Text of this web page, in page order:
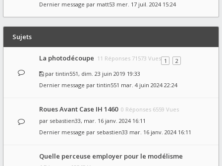
Dernier message par matt53 mer. 17 juil. 2024 15:24
Sujets
La photodécoupe 11 Réponses 71573 Vues 1
2
par tintin551, dim. 23 juin 2019 19:33
Dernier message par tintin551 mar. 4 juin 2024 22:24
Roues Avant Case IH 1460 0 Réponses 6559 Vues
par sebastien33, mar. 16 janv. 2024 16:11
Dernier message par sebastien33 mar. 16 janv. 2024 16:11
Quelle perceuse employer pour le modélisme